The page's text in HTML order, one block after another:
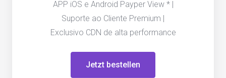
APP iOS e Android Payper View * |
Suporte ao Cliente Premium |
Exclusivo CDN de alta performance
Jetzt bestellen